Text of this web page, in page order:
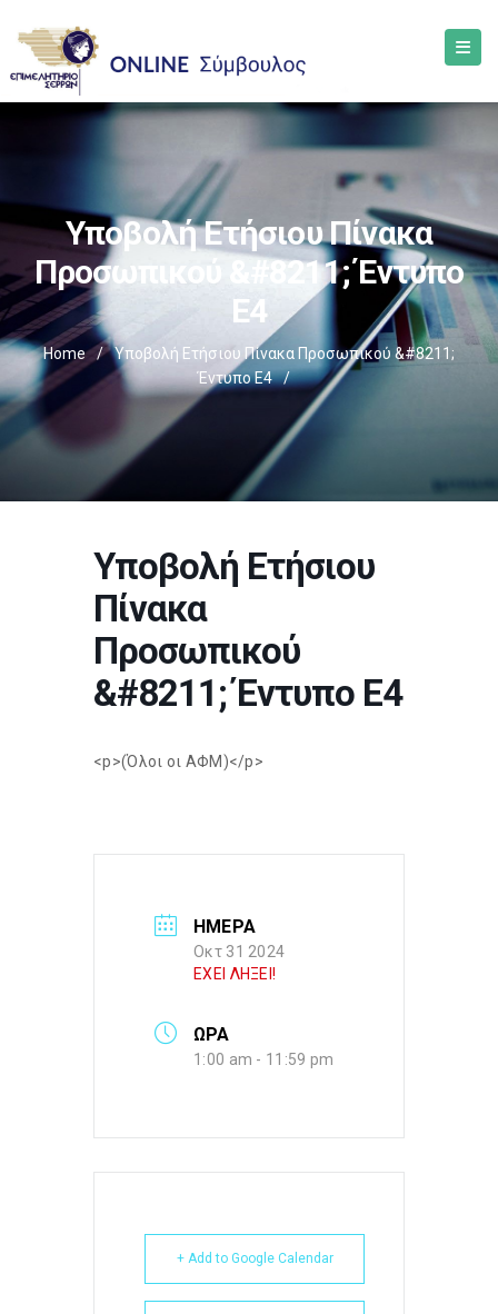
Υποβολή Ετήσιου Πίνακα
Προσωπικού &#8211; Έντυπο
Ε4
Home /
Υποβολή Ετήσιου Πίνακα Προσωπικού &#8211;
Έντυπο Ε4
/
Υποβολή Ετήσιου
Πίνακα
Προσωπικού
&#8211; Έντυπο Ε4
<p>(Όλοι οι ΑΦΜ)</p>
ΗΜΕΡΑ
Οκτ 31 2024
ΕΧΕΙ ΛΗΞΕΙ!
ΩΡΑ
1:00 am - 11:59 pm
+ Add to Google Calendar